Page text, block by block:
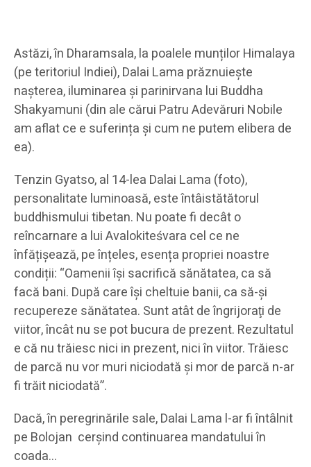
Astăzi, în Dharamsala, la poalele munților Himalaya
(pe teritoriul Indiei), Dalai Lama prăznuiește
nașterea, iluminarea și parinirvana lui Buddha
Shakyamuni (din ale cărui Patru Adevăruri Nobile
am aflat ce e suferința și cum ne putem elibera de
ea).
Tenzin Gyatso, al 14-lea Dalai Lama (foto),
personalitate luminoasă, este întâistătătorul
buddhismului tibetan. Nu poate fi decât o
reîncarnare a lui Avalokiteśvara cel ce ne
înfățișează, pe înțeles, esența propriei noastre
condiții: “Oamenii îşi sacrifică sănătatea, ca să
facă bani. După care îşi cheltuie banii, ca să-şi
recupereze sănătatea. Sunt atât de îngrijoraţi de
viitor, încât nu se pot bucura de prezent. Rezultatul
e că nu trăiesc nici in prezent, nici în viitor. Trăiesc
de parcă nu vor muri niciodată şi mor de parcă n-ar
fi trăit niciodată”.
Dacă, în peregrinările sale, Dalai Lama l-ar fi întâlnit
pe Bolojan cerșind continuarea mandatului în
coada…